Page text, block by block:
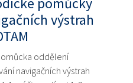
výstrah
oddělení
navigačních výstrah